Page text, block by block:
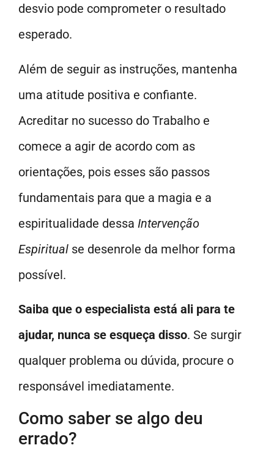
desvio pode comprometer o resultado
esperado.
Além de seguir as instruções, mantenha
uma atitude positiva e confiante.
Acreditar no sucesso do Trabalho e
comece a agir de acordo com as
orientações, pois esses são passos
fundamentais para que a magia e a
espiritualidade dessa Intervenção
Espiritual se desenrole da melhor forma
possível.
Saiba que o especialista está ali para te
ajudar, nunca se esqueça disso. Se surgir
qualquer problema ou dúvida, procure o
responsável imediatamente.
Como saber se algo deu
errado?